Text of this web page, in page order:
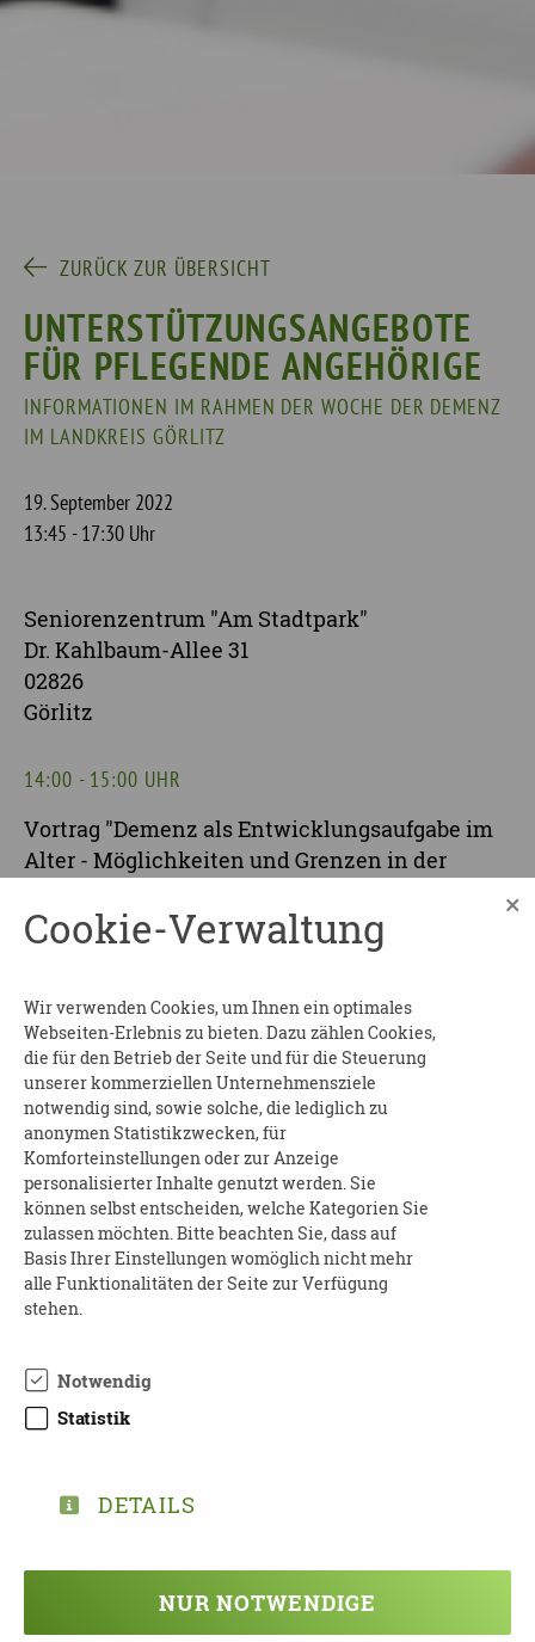
ZURÜCK ZUR ÜBERSICHT
UNTERSTÜTZUNGSANGEBOTE
FÜR PFLEGENDE ANGEHÖRIGE
INFORMATIONEN IM RAHMEN DER WOCHE DER DEMENZ
IM LANDKREIS GÖRLITZ
19. September 2022
13:45 - 17:30 Uhr
Seniorenzentrum "Am Stadtpark"
Dr. Kahlbaum-Allee 31
02826
Görlitz
14:00 - 15:00 UHR
Vortrag "Demenz als Entwicklungsaufgabe im
Alter - Möglichkeiten und Grenzen in der
Hille
Tag der offenen Tür in unserer Tagespflege
inklusive
Beratungsangebote durch verschiedene
Leistungserbringer in Görlitz:
Tagespflege - Seniorenzentrum "Am
Stadtpark"
Diakonischer Ambulanter Dienst - Dienste
für Menschen gGmbH
Hirschapotheke Görlitz
ANSPRECHPARTNER:
E-Mail:info@seniorenzentrum-stadtpark.de
Cookie-Verwaltung ×
Wir verwenden Cookies, um Ihnen ein optimales
Webseiten-Erlebnis zu bieten. Dazu zählen Cookies,
die für den Betrieb der Seite und für die Steuerung
unserer kommerziellen Unternehmensziele
notwendig sind, sowie solche, die lediglich zu
anonymen Statistikzwecken, für
Komforteinstellungen oder zur Anzeige
personalisierter Inhalte genutzt werden. Sie
können selbst entscheiden, welche Kategorien Sie
zulassen möchten. Bitte beachten Sie, dass auf
Basis Ihrer Einstellungen womöglich nicht mehr
alle Funktionalitäten der Seite zur Verfügung
stehen.
Notwendig
Statistik
DETAILS
NUR NOTWENDIGE